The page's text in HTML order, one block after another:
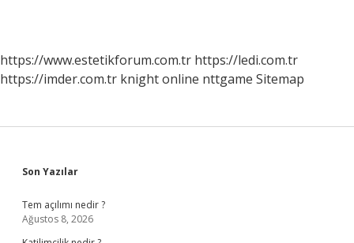
https://www.estetikforum.com.tr https://ledi.com.tr
https://imder.com.tr knight online nttgame Sitemap
Sidebar
Son Yazılar
Tem açılımı nedir ?
Ağustos 8, 2026